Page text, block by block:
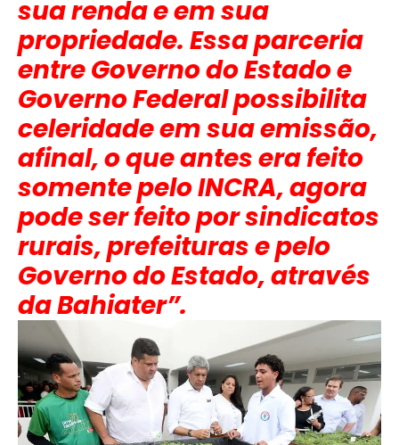
sua renda e em sua
propriedade. Essa parceria
entre Governo do Estado e
Governo Federal possibilita
celeridade em sua emissão,
afinal, o que antes era feito
somente pelo INCRA, agora
pode ser feito por sindicatos
rurais, prefeituras e pelo
Governo do Estado, através
da Bahiater”.